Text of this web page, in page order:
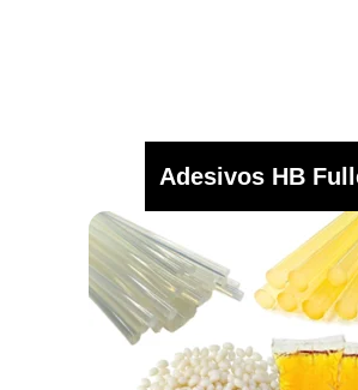
Adesivos HB